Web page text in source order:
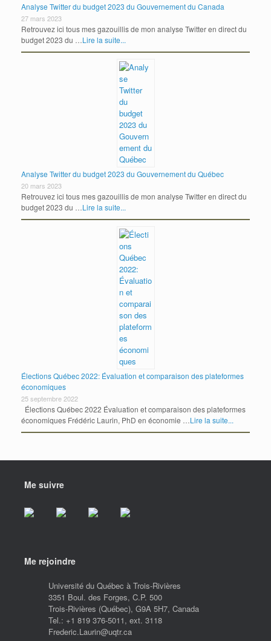
Analyse Twitter du budget 2023 du Gouvernement du Canada
27 mars 2023
Retrouvez ici tous mes gazouillis de mon analyse Twitter en direct du
budget 2023 du …Lire la suite...
Analyse Twitter du budget 2023 du Gouvernement du Québec
20 mars 2023
Retrouvez ici tous mes gazouillis de mon analyse Twitter en direct du
budget 2023 du …Lire la suite...
Élections Québec 2022: Évaluation et comparaison des plateformes
économiques
25 septembre 2022
Élections Québec 2022 Évaluation et comparaison des plateformes
économiques Frédéric Laurin, PhD en économie …Lire la suite...
Me suivre
Me rejoindre
Université du Québec à Trois-Rivières
3351 Boul. des Forges, C.P. 500
Trois-Rivières (Québec), G9A 5H7, Canada
Tel.: +1 819 376-5011, ext. 3118
Frederic.Laurin@uqtr.ca